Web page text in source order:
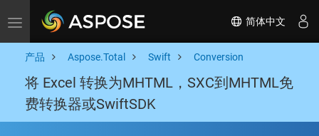
Toggle navigation 简体中文
产品 Aspose.Total Swift Conversion
将 Excel 转换为MHTML，SXC到MHTML免
费转换器或SwiftSDK